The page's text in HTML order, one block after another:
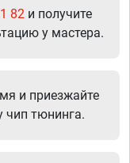
82 и получите
у мастера.
и приезжайте
чип тюнинга.